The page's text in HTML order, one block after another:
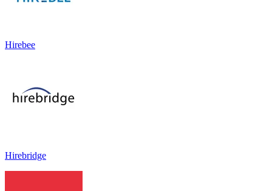
Hirebee
Hirebridge